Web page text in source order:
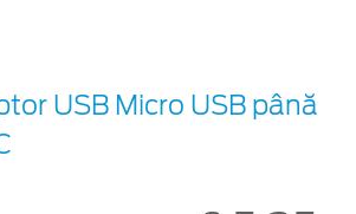
USB Micro USB până